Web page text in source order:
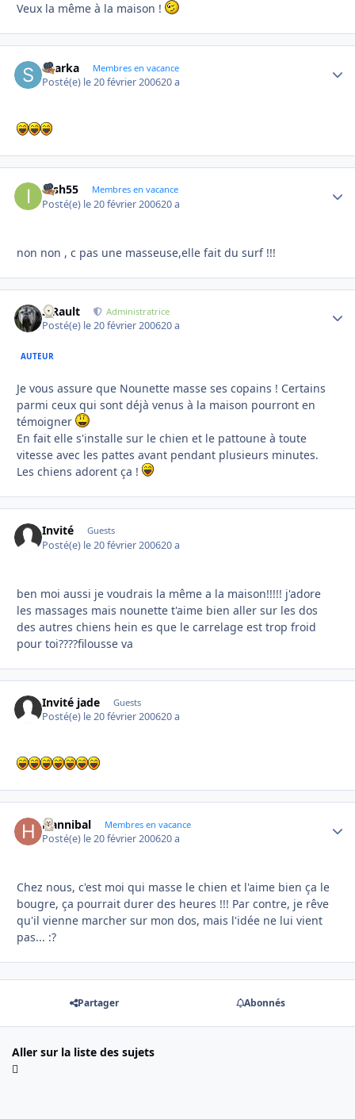
Veux la même à la maison !
sharka Membres en vacance
Posté(e) le 20 février 200620 a
irish55 Membres en vacance
Posté(e) le 20 février 200620 a
non non , c pas une masseuse,elle fait du surf !!!
S.Rault Administratrice
Posté(e) le 20 février 200620 a
AUTEUR
Je vous assure que Nounette masse ses copains ! Certains
parmi ceux qui sont déjà venus à la maison pourront en
témoigner
En fait elle s'installe sur le chien et le pattoune à toute
vitesse avec les pattes avant pendant plusieurs minutes.
Les chiens adorent ça !
Invité Guests
Posté(e) le 20 février 200620 a
ben moi aussi je voudrais la même a la maison!!!!! j'adore
les massages mais nounette t'aime bien aller sur les dos
des autres chiens hein es que le carrelage est trop froid
pour toi????filousse va
Invité jade Guests
Posté(e) le 20 février 200620 a
Hannibal Membres en vacance
Posté(e) le 20 février 200620 a
Chez nous, c'est moi qui masse le chien et l'aime bien ça le
bougre, ça pourrait durer des heures !!! Par contre, je rêve
qu'il vienne marcher sur mon dos, mais l'idée ne lui vient
pas... :?
Partager Abonnés
Aller sur la liste des sujets